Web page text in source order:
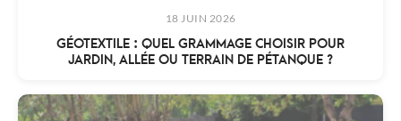
18 JUIN 2026
GÉOTEXTILE : QUEL GRAMMAGE CHOISIR POUR
JARDIN, ALLÉE OU TERRAIN DE PÉTANQUE ?